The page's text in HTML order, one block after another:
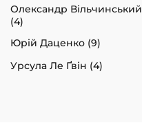
Олександр Вільчинський
(4)
Юрій Даценко (9)
Урсула Ле Ґвін (4)